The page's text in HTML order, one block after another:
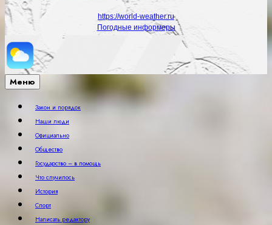
https://world-weather.ru
Погодные информеры
Меню
Закон и порядок
Наши люди
Официально
Общество
Государство – в помощь
Что случилось
История
Спорт
Написать редактору